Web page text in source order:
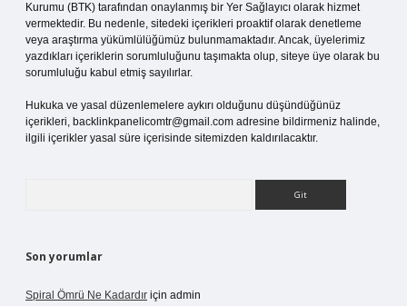
Kurumu (BTK) tarafından onaylanmış bir Yer Sağlayıcı olarak hizmet
vermektedir. Bu nedenle, sitedeki içerikleri proaktif olarak denetleme
veya araştırma yükümlülüğümüz bulunmamaktadır. Ancak, üyelerimiz
yazdıkları içeriklerin sorumluluğunu taşımakta olup, siteye üye olarak bu
sorumluluğu kabul etmiş sayılırlar.
Hukuka ve yasal düzenlemelere aykırı olduğunu düşündüğünüz
içerikleri, backlinkpanelicomtr@gmail.com adresine bildirmeniz halinde,
ilgili içerikler yasal süre içerisinde sitemizden kaldırılacaktır.
Son yorumlar
Spiral Ömrü Ne Kadardır için admin